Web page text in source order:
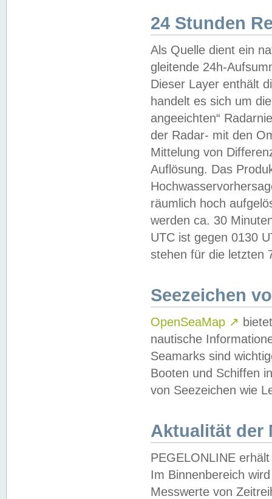
24 Stunden
Als Quelle dient ein
gleitende 24h-
Dieser Layer enthält
handelt es sich um
angeeichten“
der Radar- mit den
Mittelung von
Auflösung. Das
räumlich hoch
werden ca. 30
UTC ist gegen 0130
stehen für die letzten
Seezeichen
OpenSeaMap ↗
nautische
Seamarks sind
Booten und Schiffen
von Seezeichen wie
Aktualität der
PEGELONLINE
Im Binnenbereich
Messwerte von